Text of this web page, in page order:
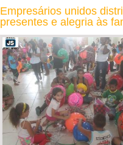
Empresários unidos
presentes e alegria às